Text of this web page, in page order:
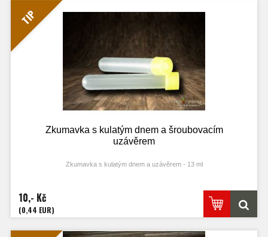
TIP
Zkumavka s kulatým dnem a šroubovacím
uzávěrem
Zkumavka s kulatým dnem a uzávěrem - 13 ml
10,- Kč
(0,44 EUR)